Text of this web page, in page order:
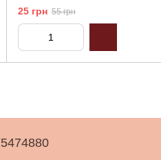
обличчя з оливковою олією, 50
25 грн 55 грн